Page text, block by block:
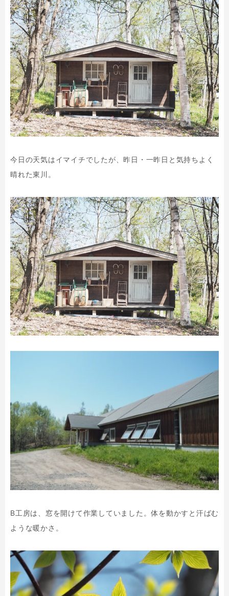
今日の天気はイマイチでしたが、昨日・一昨日と気持ちよく
晴れた東川。
B工房は、窓を開けて作業していました。体を動かすと汗ばむ
ような暖かさ。